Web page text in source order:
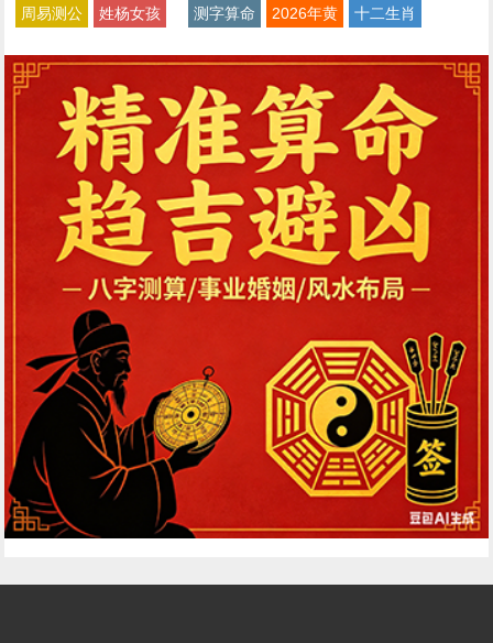
周易测公
姓杨女孩 测字算命 2026年黄 十二生肖